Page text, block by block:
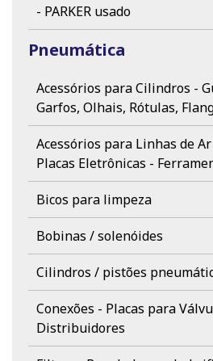
- PARKER usado
Pneumática
Acessórios para Cilindros -
Garfos, Olhais, Rótulas,
Acessórios para Linhas de
Placas Eletrônicas -
Bicos para limpeza
Bobinas / solenóides
Cilindros / pistões
Conexões - Placas para
Distribuidores